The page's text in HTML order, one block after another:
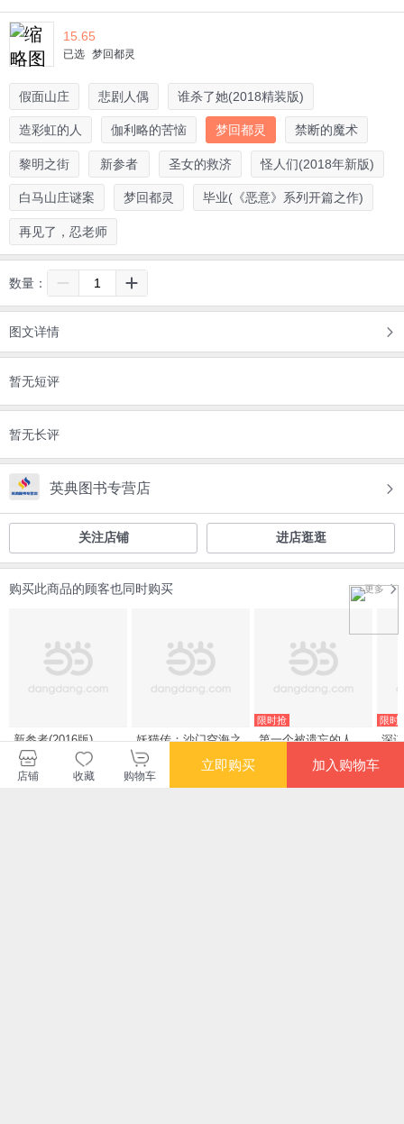
15.65
已选 梦回都灵
假面山庄 悲剧人偶 谁杀了她(2018精装版)
造彩虹的人 伽利略的苦恼 梦回都灵 禁断的魔术
黎明之街 新参者 圣女的救济 怪人们(2018年新版)
白马山庄谜案 梦回都灵 毕业(《恶意》系列开篇之作)
再见了，忍老师
数量：
图文详情
暂无短评
暂无长评
英典图书专营店
关注店铺 进店逛逛
购买此商品的顾客也同时购买 更多
新参者(2016版)
¥34.80
妖猫传：沙门空海之
大唐鬼宴 2
¥11.16
限时抢
第一个被遗忘的人
(法)希里尔·马沙霍朵
(CyrilMa重庆出版社
9787229111342
限时
深
店铺 收藏 购物车
立即购买 加入购物车